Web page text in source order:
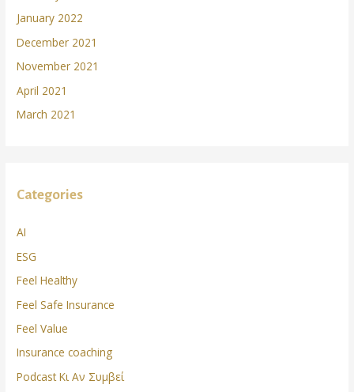
January 2022
December 2021
November 2021
April 2021
March 2021
Categories
AI
ESG
Feel Healthy
Feel Safe Insurance
Feel Value
Insurance coaching
Podcast Κι Αν Συμβεί